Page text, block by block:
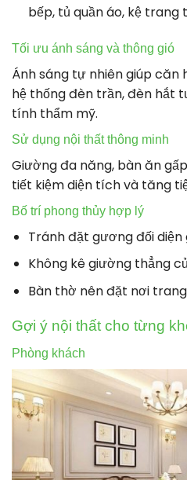
bếp, tủ quần áo, kệ trang
Tối ưu ánh sáng và thông gió
Ánh sáng tự nhiên giúp căn
hệ thống đèn trần, đèn hắt
tính thẩm mỹ.
Sử dụng nội thất thông minh
Giường đa năng, bàn ăn
tiết kiệm diện tích và tăng
Bố trí phong thủy hợp lý
Tránh đặt gương đối diện
Không kê giường thẳng
Bàn thờ nên đặt nơi
Gợi ý nội thất cho từng
Phòng khách